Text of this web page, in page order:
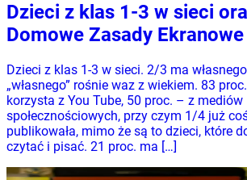
Dzieci z klas 1-3 w sieci
Domowe Zasady Ekranowe
Dzieci z klas 1-3 w sieci. 2/3 ma
„własnego” rośnie waz z wiekiem. 83
korzysta z You Tube, 50 proc. – z mediów
społecznościowych, przy czym 1/4 już
publikowała, mimo że są to dzieci, które
czytać i pisać. 21 proc. ma […]